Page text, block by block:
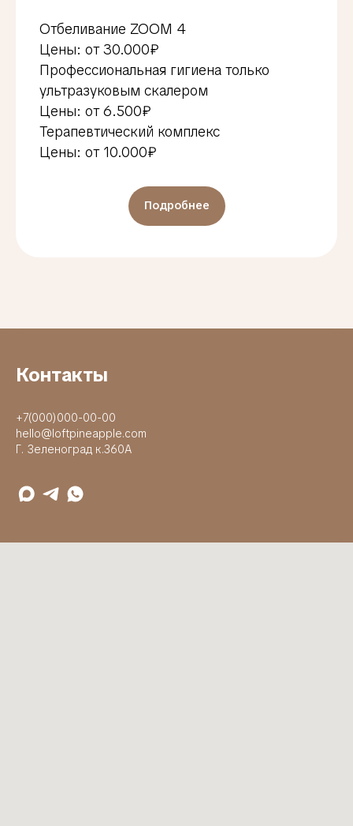
Отбеливание ZOOM 4
Цены: от 30.000₽
Профессиональная гигиена только
ультразуковым скалером
Цены: от 6.500₽
Терапевтический комплекс
Цены: от 10.000₽
Подробнее
Контакты
+7(000)000-00-00
hello@loftpineapple.com
Г. Зеленоград к.360А